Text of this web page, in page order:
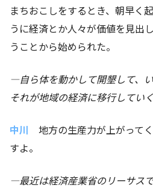
まちおこしをするとき、朝早く
うに経済とか人々が価値を見出
うことから始められた。
―自ら体を動かして開墾して、
それが地域の経済に移行していく
中川 地方の生産力が上がって
すよ。
―最近は経済産業省のリーサス